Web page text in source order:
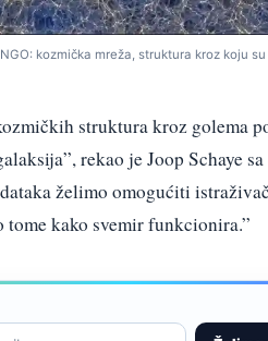
kozmička mreža, struktura kroz koju
struktura kroz golema
rekao je Joop Schaye
želimo omogućiti
kako svemir funkcionira.”